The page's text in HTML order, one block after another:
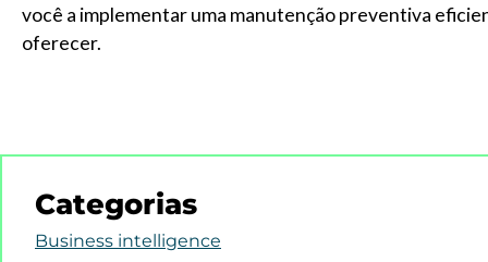
você a implementar uma manutenção preventiva
oferecer.
Categorias
Business intelligence